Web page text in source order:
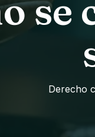
se
Derecho